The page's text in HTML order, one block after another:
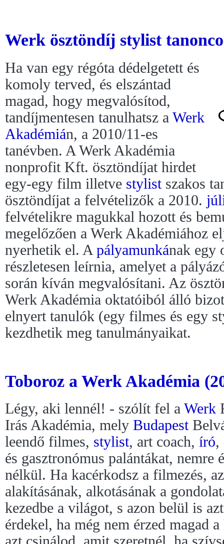
Werk ösztöndíj stylist
Ha van egy régóta dédelgetett és
komoly terved, és elszántad
magad, hogy megvalósítod,
tandíjmentesen tanulhatsz a Werk
Akadémián, a 2010/11-es
tanévben. A Werk Akadémia
nonprofit Kft. ösztöndíjat hirdet
egy-egy film illetve stylistszakos
ösztöndíjat a felvételizők a 2010.
felvételikre magukkal hozott és
megelőzően a Werk Akadémiához
nyerhetik el. A pályamunkának egy
részletesen leírnia, amelyet a
során kíván megvalósítani. Az
Werk Akadémia oktatóiból álló
elnyert tanulók (egy filmes és egy
kezdhetik meg tanulmányaikat.
Toboroz a Werk Akadémia
Légy, aki lennél! - szólít fel a Werk
Irás Akadémia, mely Budapest
leendő filmes, stylist, art coach, író,
és gasztronómus palántákat, nemre
nélkül. Ha kacérkodsz a filmezés,
alakításának, alkotásának a
kezedbe a világot, s azon belül is
érdekel, ha még nem érzed magad